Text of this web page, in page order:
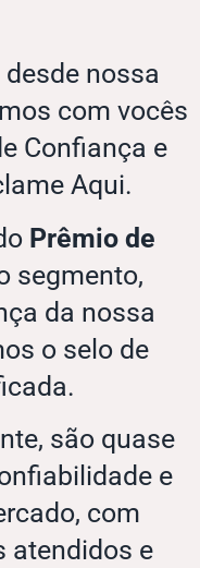
nossa
com vocês
Confiança e
Aqui.
Prêmio de
segmento,
da nossa
o selo de
são quase
e
com
atendidos e